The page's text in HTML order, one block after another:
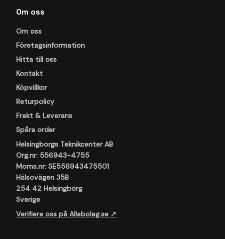
Om oss
Om oss
Företagsinformation
Hitta till oss
Kontakt
Köpvillkor
Returpolicy
Frakt & Leverans
Spåra order
Helsingborgs Teknikcenter AB
Org.nr: 556943-4755
Moms.nr: SE556943475501
Hälsovägen 35B
254 42 Helsingborg
Sverige
Verifiera oss på Allabolag.se ↗